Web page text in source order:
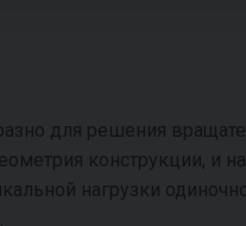
для решения
конструкции, и
нагрузки